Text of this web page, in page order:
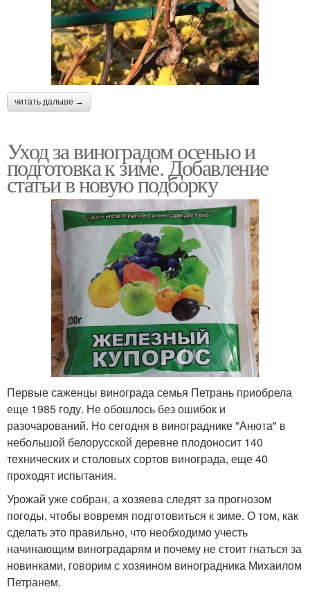
читать дальше →
Уход за виноградом осенью и
подготовка к зиме. Добавление
статьи в новую подборку
Первые саженцы винограда семья Петрань приобрела
еще 1985 году. Не обошлось без ошибок и
разочарований. Но сегодня в винограднике "Анюта" в
небольшой белорусской деревне плодоносит 140
технических и столовых сортов винограда, еще 40
проходят испытания.
Урожай уже собран, а хозяева следят за прогнозом
погоды, чтобы вовремя подготовиться к зиме. О том, как
сделать это правильно, что необходимо учесть
начинающим виноградарям и почему не стоит гнаться за
новинками, говорим с хозяином виноградника Михаилом
Петранем.